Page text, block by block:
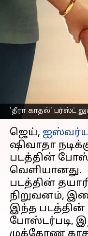
'தீரா காதல்' பர்ஸ்ட்
காதல்
குழப்பம்
எழுதியவர்
செய்தி முன்னோட்டம்
ஜெய்,
ஷிவாதா
படத்தின்
வெளியானது.
படத்தின்
நிறுவனம்,
இந்த படத்தின்
போஸ்டர்படி,